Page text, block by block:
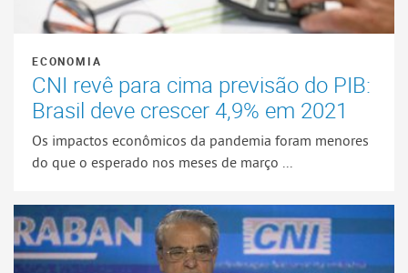
ECONOMIA
CNI revê para cima previsão do PIB:
Brasil deve crescer 4,9% em 2021
Os impactos econômicos da pandemia foram menores
do que o esperado nos meses de março ...